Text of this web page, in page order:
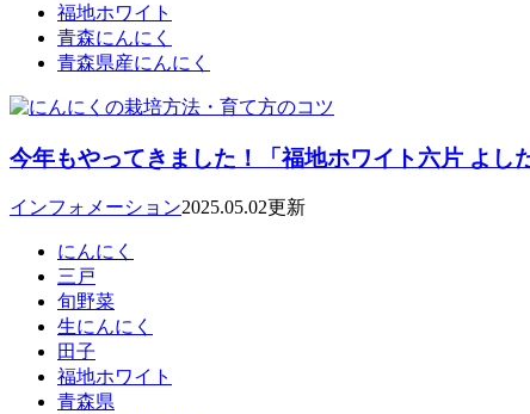
福地ホワイト
青森にんにく
青森県産にんにく
今年もやってきました！「福地ホワイト六片 よ
インフォメーション2025.05.02更新
にんにく
三戸
旬野菜
生にんにく
田子
福地ホワイト
青森県